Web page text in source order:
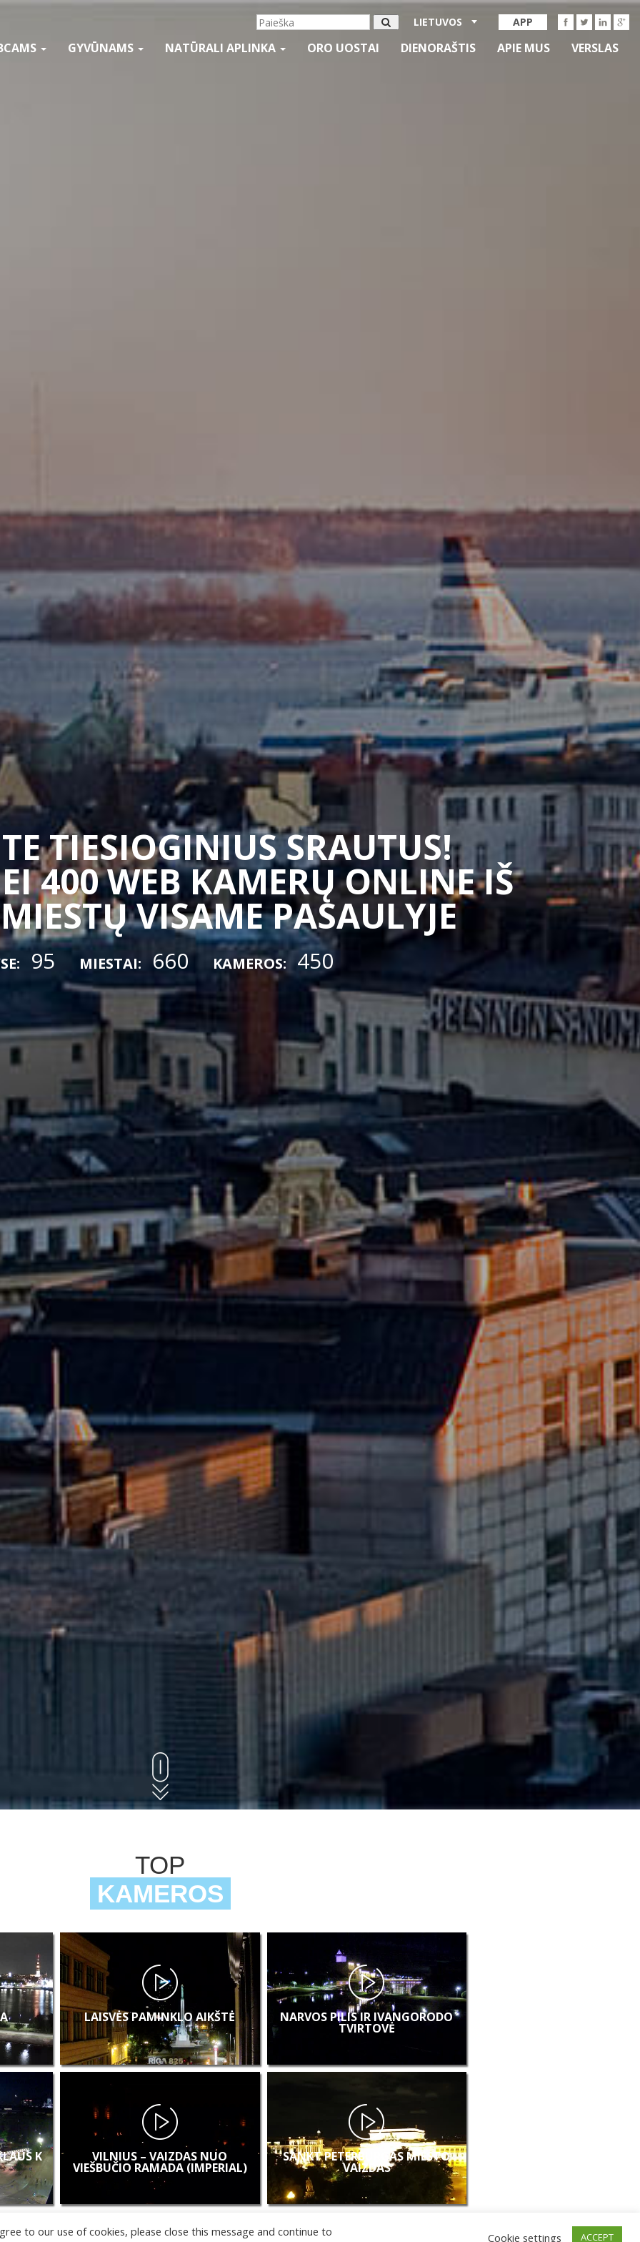
APP
LIETUVOS
GYVŪNAMS NATŪRALI APLINKA ORO UOSTAI DIENORAŠTIS APIE MUS VERSLAS
TIESIOGINIUS SRAUTUS!
400 WEB KAMERŲ ONLINE IŠ
VISAME PASAULYJE
95 MIESTAI: 660 KAMEROS: 450
TOP
KAMEROS
LAISVĖS PAMINKLO AIKŠTĖ NARVOS PILIS IR IVANGORODO
TVIRTOVĖ
K VILNIUS – VAIZDAS NUO
VIEŠBUČIO RAMADA (IMPERIAL)
SANKT PETERBURGAS MIESTO
VAIZDAS
to our use of cookies, please close this message and continue to Cookie settings ACCEPT